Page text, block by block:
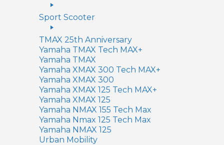
Sport Scooter
TMAX 25th Anniversary
Yamaha TMAX Tech MAX+
Yamaha TMAX
Yamaha XMAX 300 Tech MAX+
Yamaha XMAX 300
Yamaha XMAX 125 Tech MAX+
Yamaha XMAX 125
Yamaha NMAX 155 Tech Max
Yamaha Nmax 125 Tech Max
Yamaha NMAX 125
Urban Mobility